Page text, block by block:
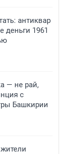
антиквар
деньги 1961
— не рай,
с
Башкирии